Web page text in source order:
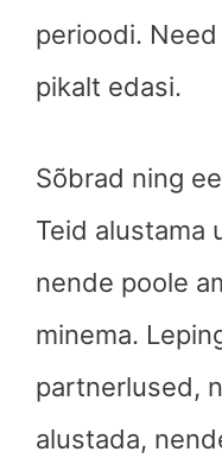
perioodi.
pikalt edasi.
Sõbrad ning
Teid alustama
nende poole
minema.
partnerlused,
alustada,